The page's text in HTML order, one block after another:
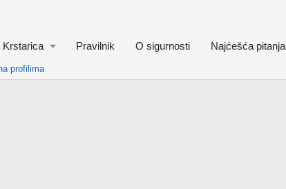
Krstarica Pravilnik O sigurnosti Najćešća pitanja
profilima